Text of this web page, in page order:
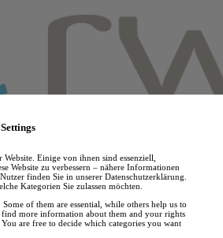
Einige von ihnen sind essenziell,
Website zu verbessern – nähere Informationen
finden Sie in unserer Datenschutzerklärung.
Kategorien Sie zulassen möchten.
of them are essential, while others help us to
more information about them and your rights
are free to decide which categories you want